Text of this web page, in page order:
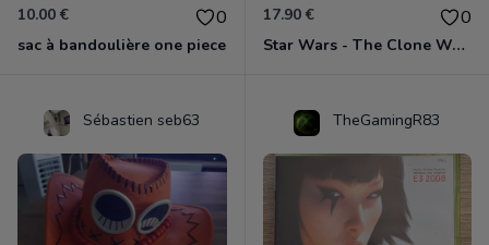
10.00 € 0
sac à bandoulière one piece
17.90 € 0
Star Wars - The Clone Wars - Les Héros De La République Xbox 360
Sébastien seb63 TheGamingR83